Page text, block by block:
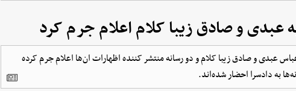
عبدی و صادق زیبا کلام اعلام جرم کرد
عبدی و صادق زیبا کلام و دو رسانه منتشر کننده اظهارات ان‌ها اعلام جرم کرده
به دادسرا احضار شده‌اند.